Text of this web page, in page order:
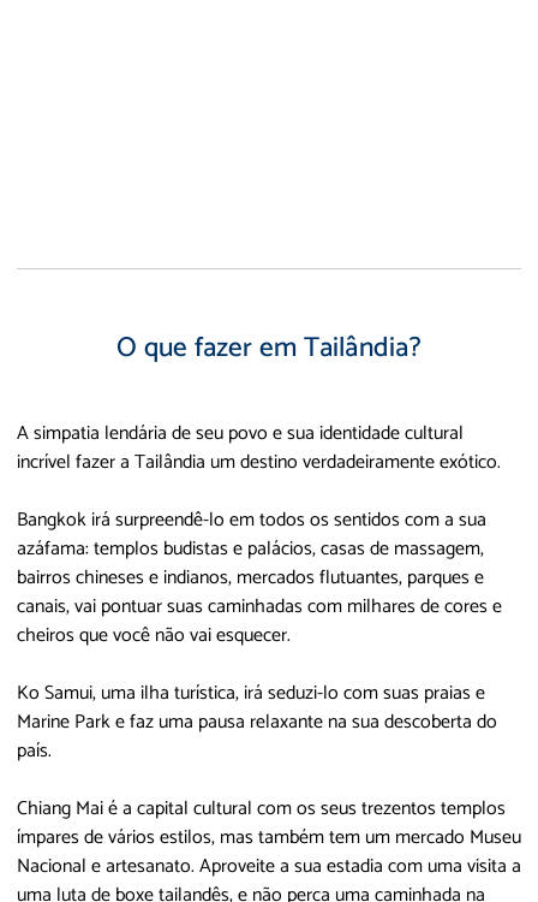
O que fazer em Tailândia?
A simpatia lendária de seu povo e sua identidade cultural
incrível fazer a Tailândia um destino verdadeiramente exótico.
Bangkok irá surpreendê-lo em todos os sentidos com a sua
azáfama: templos budistas e palácios, casas de massagem,
bairros chineses e indianos, mercados flutuantes, parques e
canais, vai pontuar suas caminhadas com milhares de cores e
cheiros que você não vai esquecer.
Ko Samui, uma ilha turística, irá seduzi-lo com suas praias e
Marine Park e faz uma pausa relaxante na sua descoberta do
país.
Chiang Mai é a capital cultural com os seus trezentos templos
ímpares de vários estilos, mas também tem um mercado Museu
Nacional e artesanato. Aproveite a sua estadia com uma visita a
uma luta de boxe tailandês, e não perca uma caminhada na